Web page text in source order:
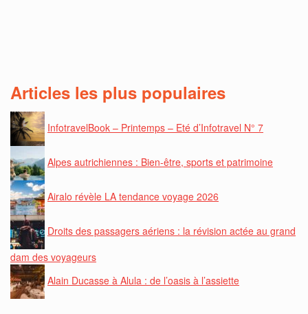
Articles les plus populaires
InfotravelBook – Printemps – Eté d’Infotravel N° 7
Alpes autrichiennes : Bien-être, sports et patrimoine
Airalo révèle LA tendance voyage 2026
Droits des passagers aériens : la révision actée au grand
dam des voyageurs
Alain Ducasse à Alula : de l’oasis à l’assiette